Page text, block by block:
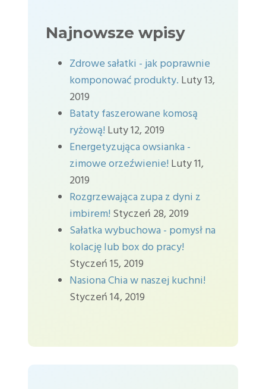
Najnowsze wpisy
Zdrowe sałatki - jak poprawnie
komponować produkty. Luty 13,
2019
Bataty faszerowane komosą
ryżową! Luty 12, 2019
Energetyzująca owsianka -
zimowe orzeźwienie! Luty 11,
2019
Rozgrzewająca zupa z dyni z
imbirem! Styczeń 28, 2019
Sałatka wybuchowa - pomysł na
kolację lub box do pracy!
Styczeń 15, 2019
Nasiona Chia w naszej kuchni!
Styczeń 14, 2019